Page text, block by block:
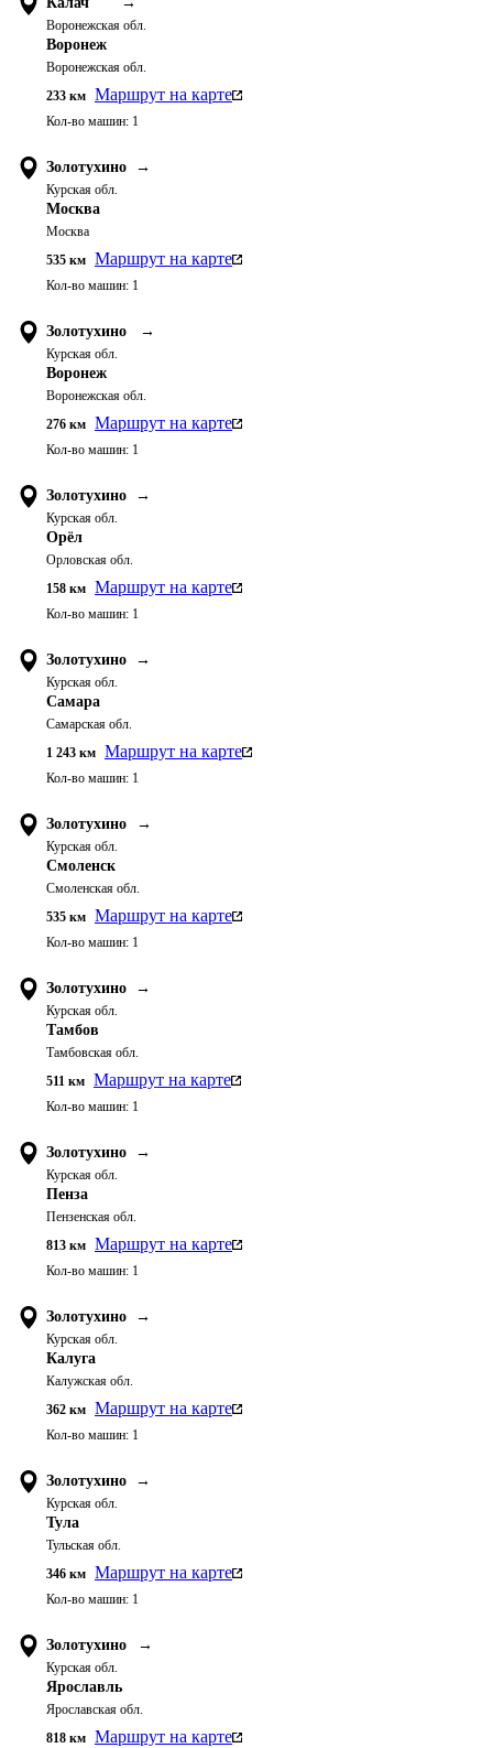
Воронежская обл.
Воронеж
Воронежская обл.
233 км Маршрут на карте
Кол-во машин: 1
Золотухино →
Курская обл.
Москва
Москва
535 км Маршрут на карте
Кол-во машин: 1
Золотухино →
Курская обл.
Воронеж
Воронежская обл.
276 км Маршрут на карте
Кол-во машин: 1
Золотухино →
Курская обл.
Орёл
Орловская обл.
158 км Маршрут на карте
Кол-во машин: 1
Золотухино →
Курская обл.
Самара
Самарская обл.
1 243 км Маршрут на карте
Кол-во машин: 1
Золотухино →
Курская обл.
Смоленск
Смоленская обл.
535 км Маршрут на карте
Кол-во машин: 1
Золотухино →
Курская обл.
Тамбов
Тамбовская обл.
511 км Маршрут на карте
Кол-во машин: 1
Золотухино →
Курская обл.
Пенза
Пензенская обл.
813 км Маршрут на карте
Кол-во машин: 1
Золотухино →
Курская обл.
Калуга
Калужская обл.
362 км Маршрут на карте
Кол-во машин: 1
Золотухино →
Курская обл.
Тула
Тульская обл.
346 км Маршрут на карте
Кол-во машин: 1
Золотухино →
Курская обл.
Ярославль
Ярославская обл.
818 км Маршрут на карте